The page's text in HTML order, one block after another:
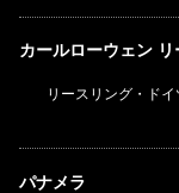
カールローウェン
リースリング・ドイ
パナメラ